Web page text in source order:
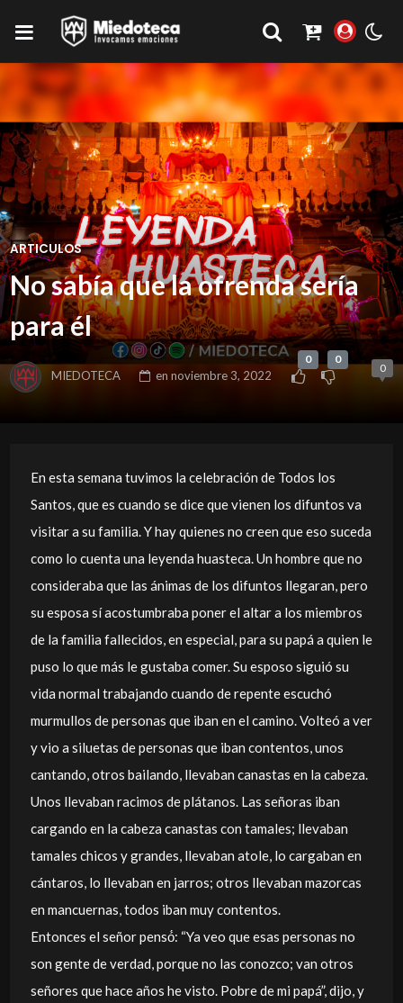
ARTICULOS
No sabía que la ofrenda sería
para él
MIEDOTECA en noviembre 3, 2022
0 0
0
En esta semana tuvimos la celebración de Todos los
Santos, que es cuando se dice que vienen los difuntos va
visitar a su familia. Y hay quienes no creen que eso suceda
como lo cuenta una leyenda huasteca. Un hombre que no
consideraba que las ánimas de los difuntos llegaran, pero
su esposa sí acostumbraba poner el altar a los miembros
de la familia fallecidos, en especial, para su papá a quien le
puso lo que más le gustaba comer. Su esposo siguió su
vida normal trabajando cuando de repente escuchó
murmullos de personas que iban en el camino. Volteó a ver
y vio a siluetas de personas que iban contentos, unos
cantando, otros bailando, llevaban canastas en la cabeza.
Unos llevaban racimos de plátanos. Las señoras iban
cargando en la cabeza canastas con tamales; llevaban
tamales chicos y grandes, llevaban atole, lo cargaban en
cántaros, lo llevaban en jarros; otros llevaban mazorcas
en mancuernas, todos iban muy contentos.
Entonces el señor pensó́: “Ya veo que esas personas no
son gente de verdad, porque no las conozco; van otros
señores que hace años he visto. Pobre de mi papá”, dijo, y